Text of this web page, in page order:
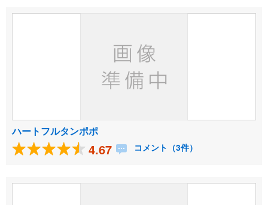
ハートフルタンポポ
4.67 コメント（3件）